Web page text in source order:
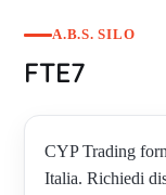
A.B.S. SILO
FTE7
CYP Trading
Italia. Richiedi